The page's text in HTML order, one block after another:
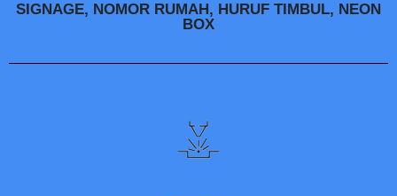
SIGNAGE, NOMOR RUMAH, HURUF TIMBUL, NEON
BOX